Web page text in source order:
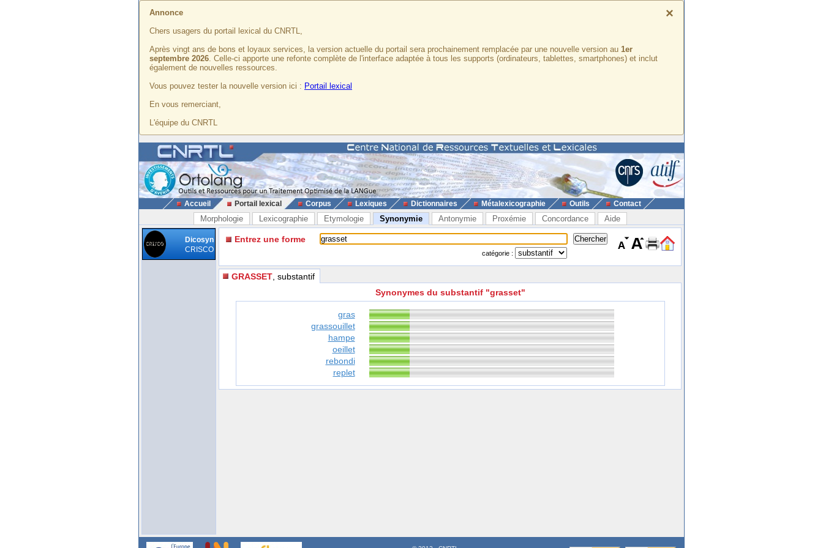
×
Annonce
Chers usagers du portail lexical du CNRTL,
Après vingt ans de bons et loyaux services, la version actuelle du portail sera prochainement remplacée par une nouvelle version au 1er
septembre 2026. Celle-ci apporte une refonte complète de l'interface adaptée à tous les supports (ordinateurs, tablettes, smartphones) et inclut
également de nouvelles ressources.
Vous pouvez tester la nouvelle version ici : Portail lexical
En vous remerciant,
L'équipe du CNRTL
Accueil Portail lexical Corpus Lexiques Dictionnaires Métalexicographie Outils Contact
Morphologie Lexicographie Etymologie Synonymie Antonymie Proxémie Concordance Aide
Dicosyn
CRISCO
Entrez une forme
catégorie :
GRASSET , substantif
Synonymes du substantif "grasset"
gras
grassouillet
hampe
oeillet
rebondi
replet